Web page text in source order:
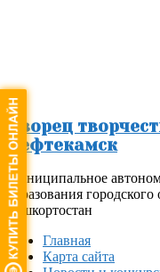
Дворец
Нефтекамск
Муниципальное
образования
Башкортостан
МенюГлавная
Карта сайта